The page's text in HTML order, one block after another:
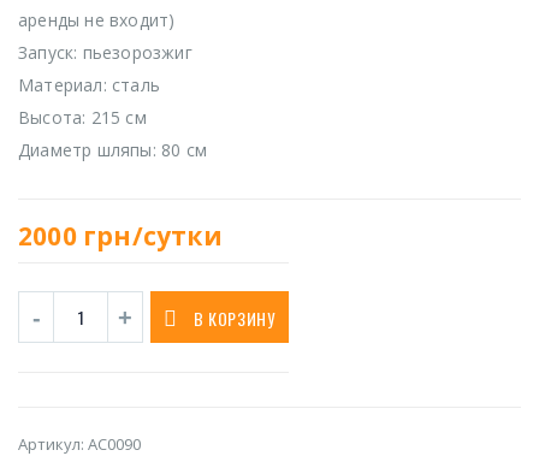
аренды не входит)
Запуск: пьезорозжиг
Материал: сталь
Высота: 215 см
Диаметр шляпы: 80 см
2000 грн/сутки
В КОРЗИНУ
Артикул: AC0090